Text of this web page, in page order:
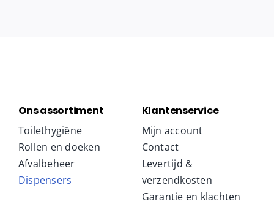
Ons assortiment
Toilethygiëne
Rollen en doeken
Afvalbeheer
Dispensers
Klantenservice
Mijn account
Contact
Levertijd &
verzendkosten
Garantie en klachten